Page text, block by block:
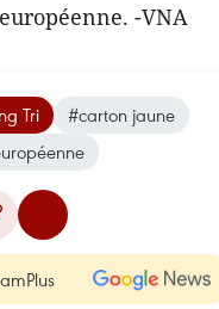
-VNA
Tri
#carton jaune